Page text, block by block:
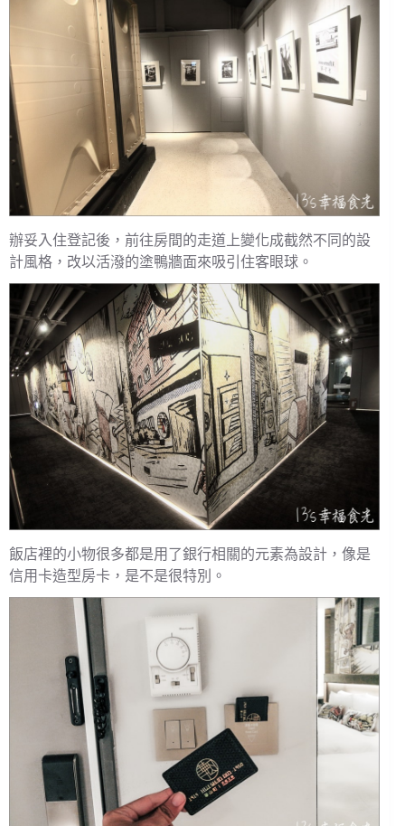
辦妥入住登記後，前往房間的走道上變化成截然不同的設
計風格，改以活潑的塗鴨牆面來吸引住客眼球。
飯店裡的小物很多都是用了銀行相關的元素為設計，像是
信用卡造型房卡，是不是很特別。